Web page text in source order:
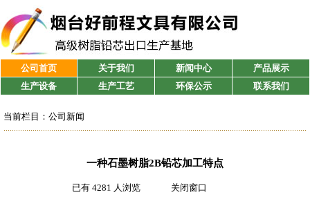
公司首页 关于我们 新闻中心
产品展示
生产设备
生产工艺 环保公示 联系我们
当前栏目： 公司新闻
一种石墨树脂2B铅芯加工特点
已有 4281 人浏览
关闭窗口